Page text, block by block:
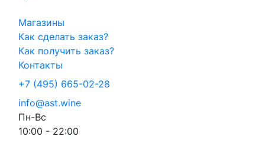
Магазины
Как сделать заказ?
Как получить заказ?
Контакты
+7 (495) 665-02-28
info@ast.wine
Пн-Вс
10:00 - 22:00